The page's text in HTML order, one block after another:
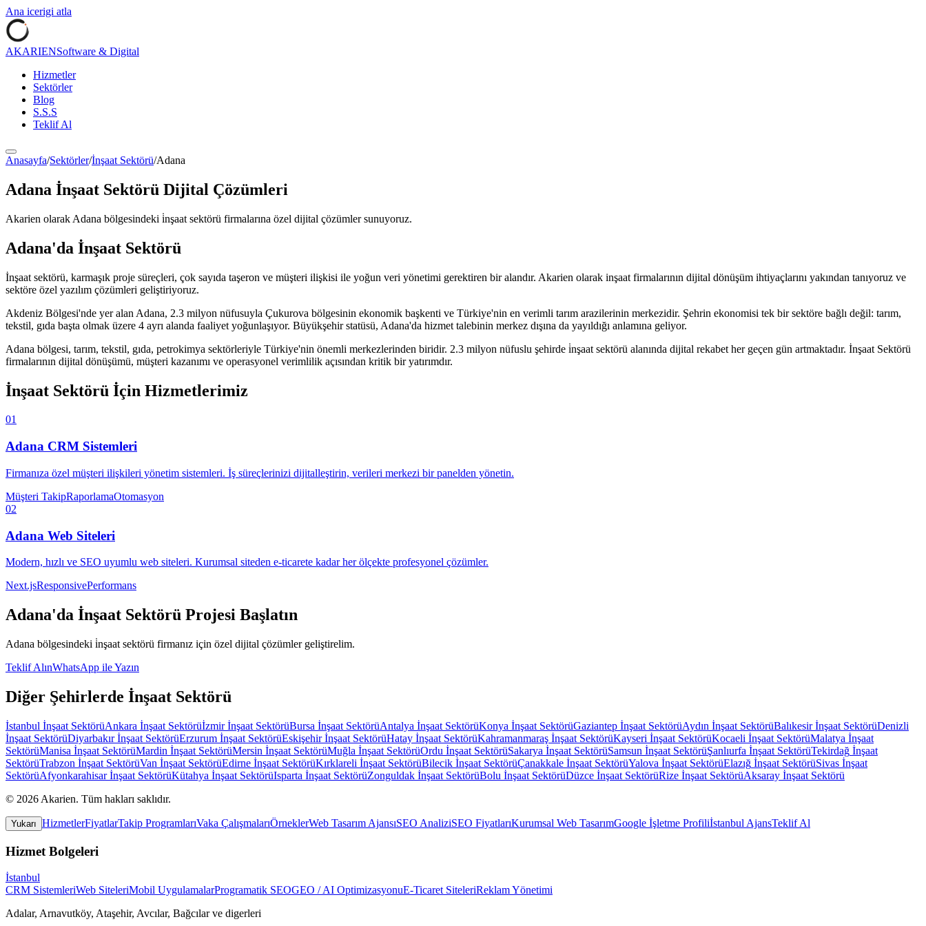
Ana icerigi atla
AKARIENSoftware & Digital
Hizmetler
Sektörler
Blog
S.S.S
Teklif Al
Anasayfa/Sektörler/İnşaat Sektörü/Adana
Adana İnşaat Sektörü Dijital Çözümleri
Akarien olarak Adana bölgesindeki i̇nşaat sektörü firmalarına özel dijital çözümler sunuyoruz.
Adana'da İnşaat Sektörü
İnşaat sektörü, karmaşık proje süreçleri, çok sayıda taşeron ve müşteri ilişkisi ile yoğun veri yönetimi gerektiren bir alandır. Akarien olarak inşaat firmalarının dijital dönüşüm ihtiyaçlarını yakından tanıyoruz ve
sektöre özel yazılım çözümleri geliştiriyoruz.
Akdeniz Bölgesi'nde yer alan Adana, 2.3 milyon nüfusuyla Çukurova bölgesinin ekonomik başkenti ve Türkiye'nin en verimli tarım arazilerinin merkezidir. Şehrin ekonomisi tek bir sektöre bağlı değil: tarım,
tekstil, gıda başta olmak üzere 4 ayrı alanda faaliyet yoğunlaşıyor. Büyükşehir statüsü, Adana'da hizmet talebinin merkez dışına da yayıldığı anlamına geliyor.
Adana bölgesi, tarım, tekstil, gıda, petrokimya sektörleriyle Türkiye'nin önemli merkezlerinden biridir. 2.3 milyon nüfuslu şehirde i̇nşaat sektörü alanında dijital rekabet her geçen gün artmaktadır. İnşaat Sektörü
firmalarının dijital dönüşümü, müşteri kazanımı ve operasyonel verimlilik açısından kritik bir yatırımdır.
İnşaat Sektörü İçin Hizmetlerimiz
01
Adana CRM Sistemleri
Firmanıza özel müşteri ilişkileri yönetim sistemleri. İş süreçlerinizi dijitalleştirin, verileri merkezi bir panelden yönetin.
Müşteri TakipRaporlamaOtomasyon
02
Adana Web Siteleri
Modern, hızlı ve SEO uyumlu web siteleri. Kurumsal siteden e-ticarete kadar her ölçekte profesyonel çözümler.
Next.jsResponsivePerformans
Adana'da İnşaat Sektörü Projesi Başlatın
Adana bölgesindeki i̇nşaat sektörü firmanız için özel dijital çözümler geliştirelim.
Teklif AlınWhatsApp ile Yazın
Diğer Şehirlerde İnşaat Sektörü
İstanbul İnşaat SektörüAnkara İnşaat Sektörüİzmir İnşaat SektörüBursa İnşaat SektörüAntalya İnşaat SektörüKonya İnşaat SektörüGaziantep İnşaat SektörüAydın İnşaat SektörüBalıkesir İnşaat SektörüDenizli
İnşaat SektörüDiyarbakır İnşaat SektörüErzurum İnşaat SektörüEskişehir İnşaat SektörüHatay İnşaat SektörüKahramanmaraş İnşaat SektörüKayseri İnşaat SektörüKocaeli İnşaat SektörüMalatya İnşaat
SektörüManisa İnşaat SektörüMardin İnşaat SektörüMersin İnşaat SektörüMuğla İnşaat SektörüOrdu İnşaat SektörüSakarya İnşaat SektörüSamsun İnşaat SektörüŞanlıurfa İnşaat SektörüTekirdağ İnşaat
SektörüTrabzon İnşaat SektörüVan İnşaat SektörüEdirne İnşaat SektörüKırklareli İnşaat SektörüBilecik İnşaat SektörüÇanakkale İnşaat SektörüYalova İnşaat SektörüElazığ İnşaat SektörüSivas İnşaat
SektörüAfyonkarahisar İnşaat SektörüKütahya İnşaat SektörüIsparta İnşaat SektörüZonguldak İnşaat SektörüBolu İnşaat SektörüDüzce İnşaat SektörüRize İnşaat SektörüAksaray İnşaat Sektörü
© 2026 Akarien. Tüm hakları saklıdır.
Yukarı HizmetlerFiyatlarTakip ProgramlarıVaka ÇalışmalarıÖrneklerWeb Tasarım AjansıSEO AnaliziSEO FiyatlarıKurumsal Web TasarımGoogle İşletme Profiliİstanbul AjansTeklif Al
Hizmet Bolgeleri
İstanbul
CRM SistemleriWeb SiteleriMobil UygulamalarProgramatik SEOGEO / AI OptimizasyonuE-Ticaret SiteleriReklam Yönetimi
Adalar, Arnavutköy, Ataşehir, Avcılar, Bağcılarve digerleri